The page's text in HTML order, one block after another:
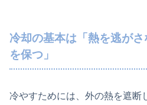
冷却の基本は「熱を逃が
を保つ」
冷やすためには、外の熱を遮断